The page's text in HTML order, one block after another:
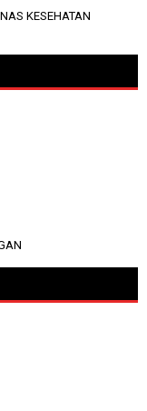
KESEHATAN